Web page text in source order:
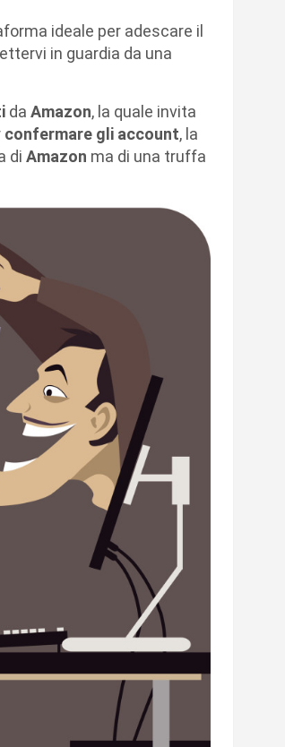
ideale per adescare il
in guardia da una
da Amazon, la quale invita
confermare gli account, la
di Amazon ma di una truffa